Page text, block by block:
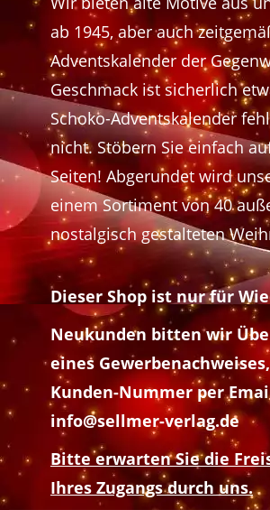
ab 1945, aber auch
Adventskalender der
Geschmack ist sicherlich
Schoko-Adventskalender
nicht. Stöbern Sie einfach
Seiten! Abgerundet wird
einem Sortiment von 40
nostalgisch gestalteten
Dieser Shop ist nur für
Neukunden bitten wir
eines
Kunden-Nummer per
info@sellmer-verlag.de
Bitte erwarten Sie die
Ihres Zugangs durch uns.